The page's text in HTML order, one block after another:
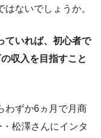
ないでしょうか。
ていれば、初心者で
収入を目指すこと
わずか6ヵ月で月商
松澤さんにインタ